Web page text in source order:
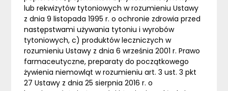
lub rekwizytów tytoniowych w rozumieniu Ustawy
z dnia 9 listopada 1995 r. o ochronie zdrowia przed
następstwami używania tytoniu i wyrobów
tytoniowych, c) produktów leczniczych w
rozumieniu Ustawy z dnia 6 września 2001 r. Prawo
farmaceutyczne, preparaty do początkowego
żywienia niemowląt w rozumieniu art. 3 ust. 3 pkt
27 Ustawy z dnia 25 sierpnia 2016 r. o